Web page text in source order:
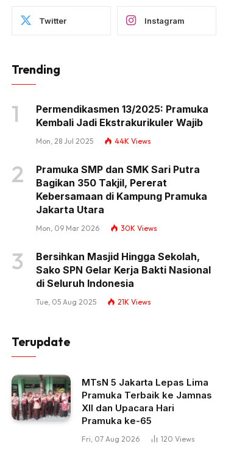
Twitter Instagram
Trending
Permendikasmen 13/2025: Pramuka
Kembali Jadi Ekstrakurikuler Wajib
Mon, 28 Jul 2025 44K Views
Pramuka SMP dan SMK Sari Putra
Bagikan 350 Takjil, Pererat
Kebersamaan di Kampung Pramuka
Jakarta Utara
Mon, 09 Mar 2026 30K Views
Bersihkan Masjid Hingga Sekolah,
Sako SPN Gelar Kerja Bakti Nasional
di Seluruh Indonesia
Tue, 05 Aug 2025 21K Views
Terupdate
MTsN 5 Jakarta Lepas Lima
Pramuka Terbaik ke Jamnas
XII dan Upacara Hari
Pramuka ke-65
Fri, 07 Aug 2026 120 Views